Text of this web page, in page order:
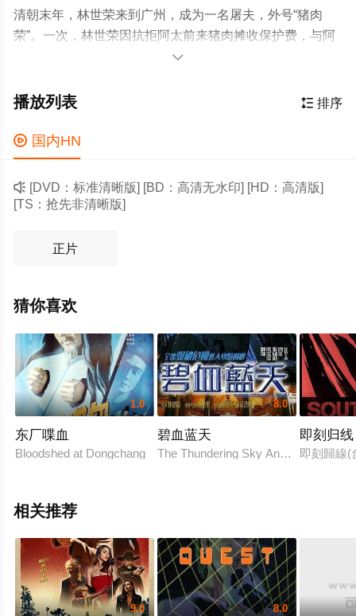
清朝末年，林世荣来到广州，成为一名屠夫，外号“猪肉
荣”。一次，林世荣因抗拒阿太前来猪肉摊收保护费，与阿
太成了不打不相识的朋友，并得知阿太正在悄悄拉帮结
人。林世荣与阿太联手，经一番恶战，终将日本人的阴谋
夫，为保护百姓出力。

 排序
播放列表
 国内HN
 [DVD：标准清晰版] [BD：高清无水印] [HD：高清版]
[TS：抢先非清晰版]
正片
猜你喜欢
1.0
东厂喋血
Bloodshed at Dongchang
8.0
碧血蓝天
The Thundering Sky Another
即刻归线
即刻歸線
相关推荐
9.0 8.0